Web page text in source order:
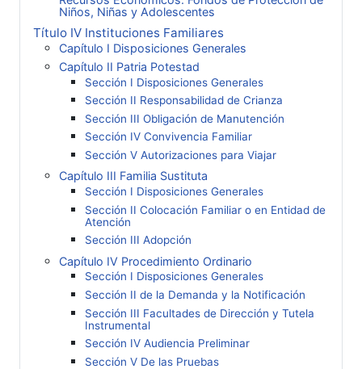
Niños, Niñas y Adolescentes
Título IV Instituciones Familiares
Capítulo I Disposiciones Generales
Capítulo II Patria Potestad
Sección I Disposiciones Generales
Sección II Responsabilidad de Crianza
Sección III Obligación de Manutención
Sección IV Convivencia Familiar
Sección V Autorizaciones para Viajar
Capítulo III Familia Sustituta
Sección I Disposiciones Generales
Sección II Colocación Familiar o en Entidad de
Atención
Sección III Adopción
Capítulo IV Procedimiento Ordinario
Sección I Disposiciones Generales
Sección II de la Demanda y la Notificación
Sección III Facultades de Dirección y Tutela
Instrumental
Sección IV Audiencia Preliminar
Sección V De las Pruebas